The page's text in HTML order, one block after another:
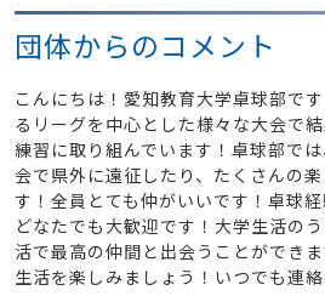
団体からのコメント
こんにちは！愛知教育大学卓球部で
るリーグを中心とした様々な大会で
練習に取り組んでいます！卓球部で
会で県外に遠征したり、たくさんの
す！全員とても仲がいいです！卓球経
どなたでも大歓迎です！大学生活の
活で最高の仲間と出会うことができ
生活を楽しみましょう！いつでも連絡